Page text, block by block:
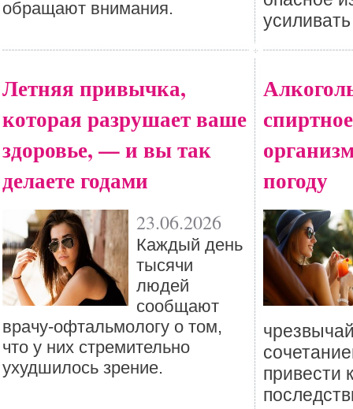
обращают внимания.
Летняя привычка,
которая разрушает ваше
здоровье, — и вы так
делаете годами
23.06.2026
Каждый день
тысячи
людей
сообщают
врачу-офтальмологу о том,
что у них стремительно
ухудшилось зрение.
погоду
привести